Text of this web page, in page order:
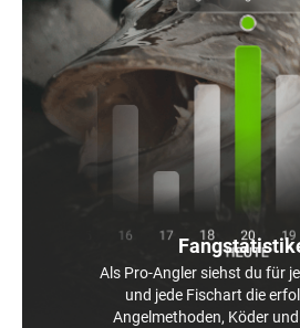
Als Pro-Angler siehst du für
und jede Fischart die
Angelmethoden, Köder